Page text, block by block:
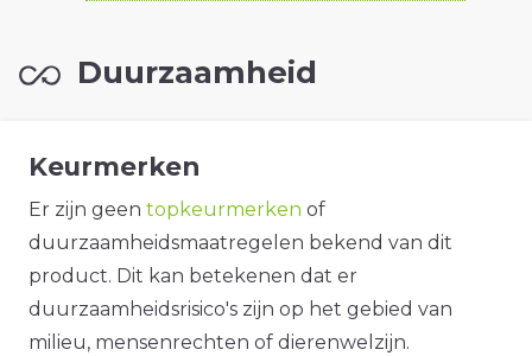
Duurzaamheid
Keurmerken
Er zijn geen topkeurmerken of
duurzaamheidsmaatregelen bekend van dit
product. Dit kan betekenen dat er
duurzaamheidsrisico's zijn op het gebied van
milieu, mensenrechten of dierenwelzijn.